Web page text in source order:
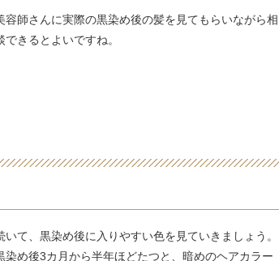
容師さんに実際の黒染め後の髪を見てもらいながら相
できるとよいですね。
いて、黒染め後に入りやすい色を見ていきましょう。
染め後3カ月から半年ほどたつと、暗めのヘアカラー